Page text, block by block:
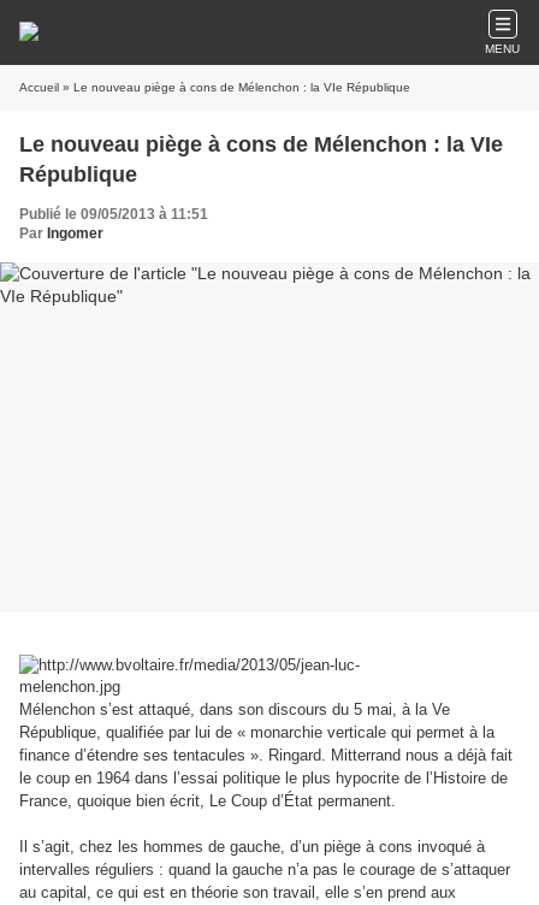
MENU
Accueil » Le nouveau piège à cons de Mélenchon : la VIe République
Le nouveau piège à cons de Mélenchon : la VIe
République
Publié le 09/05/2013 à 11:51
Par Ingomer
Mélenchon s’est attaqué, dans son discours du 5 mai, à la Ve
République, qualifiée par lui de « monarchie verticale qui permet à la
finance d’étendre ses tentacules ». Ringard. Mitterrand nous a déjà fait
le coup en 1964 dans l’essai politique le plus hypocrite de l’Histoire de
France, quoique bien écrit, Le Coup d’État permanent.
Il s’agit, chez les hommes de gauche, d’un piège à cons invoqué à
intervalles réguliers : quand la gauche n’a pas le courage de s’attaquer
au capital, ce qui est en théorie son travail, elle s’en prend aux